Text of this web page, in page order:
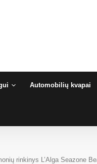
Automobilių kvapai
rinkinys L’Alga Seazone